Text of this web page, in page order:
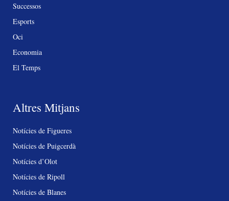
Successos
Esports
Oci
Economia
El Temps
Altres Mitjans
Notícies de Figueres
Notícies de Puigcerdà
Notícies d’Olot
Notícies de Ripoll
Notícies de Blanes